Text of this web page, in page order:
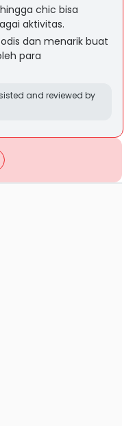
chic bisa
aktivitas.
dan menarik buat
para
and reviewed by